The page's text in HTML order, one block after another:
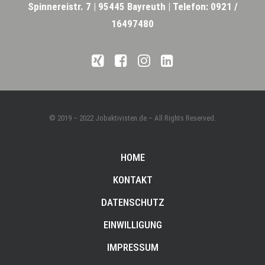
Spinnereistr. 7 | 95445 Bayreuth | Telefon: 0921 /
16497480
© 2019 – 2022 Jobaktivisten.de – All Rights Reserved.
HOME
KONTAKT
DATENSCHUTZ
EINWILLIGUNG
IMPRESSUM